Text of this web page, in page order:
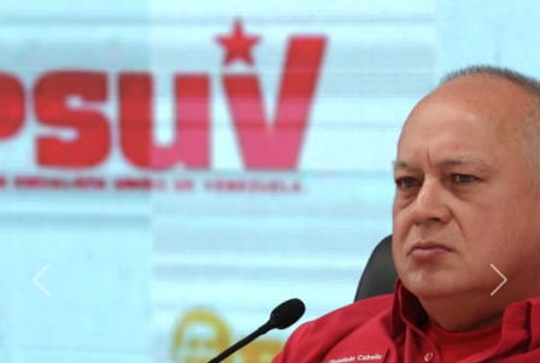
Anterior